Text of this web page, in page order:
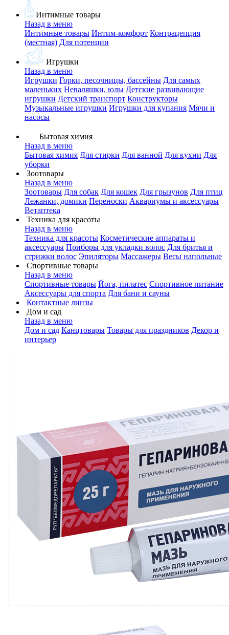
Интимные товары
Назад в меню
Интимные товары Интим-комфорт Контрацепция
(местная) Для потенции
Игрушки
Назад в меню
Игрушки Горки, песочницы, бассейны Для самых
маленьких Неваляшки, юлы Детские развивающие
игрушки Детский транспорт Конструкторы
Музыкальные игрушки Игрушки для купания Мячи и
насосы
Бытовая химия
Назад в меню
Бытовая химия Для стирки Для ванной Для кухни Для
уборки
Зоотовары
Назад в меню
Зоотовары Для собак Для кошек Для грызунов Для птиц
Лежанки, домики Переноски Аквариумы и аксессуары
Ветаптека
Техника для красоты
Назад в меню
Техника для красоты Косметические аппараты и
аксессуары Приборы для укладки волос Для бритья и
стрижки волос Эпиляторы Массажеры Весы напольные
Спортивные товары
Назад в меню
Спортивные товары Йога, пилатес Спортивное питание
Аксессуары для спорта Для бани и сауны
Контактные линзы
Дом и сад
Назад в меню
Дом и сад Канцтовары Товары для праздников Декор и
интерьер